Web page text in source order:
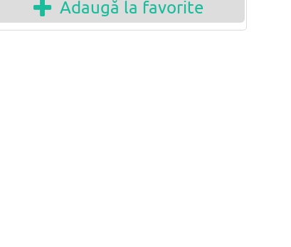
Adaugă la favorite